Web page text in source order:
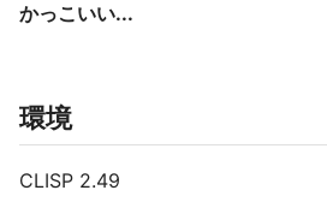
かっこいい...
環境
CLISP 2.49